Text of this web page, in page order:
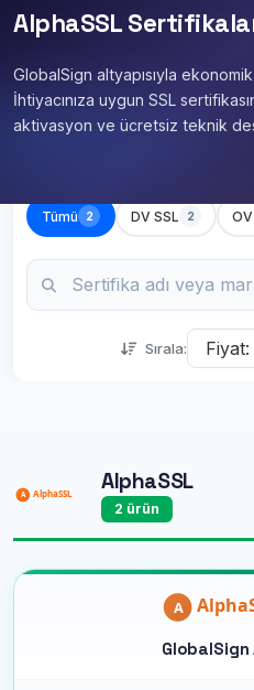
AlphaSSL
GlobalSign altyapısıyla ekonomik
İhtiyacınıza uygun SSL
aktivasyon ve ücretsiz teknik
Tümü 2 DV SSL 2
Sırala:
AlphaSSL
2 ürün
GlobalSign